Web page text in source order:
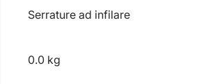
Serrature ad infilare
0.0 kg